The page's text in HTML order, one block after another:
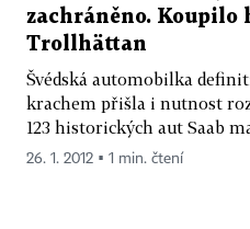
zachráněno. Koupilo
Trollhättan
Švédská automobilka
krachem přišla i nutnost
123 historických aut Saab
26. 1. 2012 ▪ 1 min. čtení